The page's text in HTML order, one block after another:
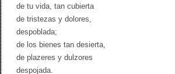
de tu vida, tan cubierta
de tristezas y dolores,
despoblada;
de los bienes tan desierta,
de plazeres y dulzores
despojada.